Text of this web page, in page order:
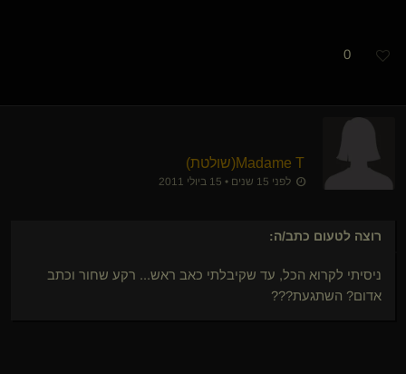
0
Madame T​(שולטת)
לפני 15 שנים • 15 ביולי 2011
רוצה לטעום כתב/ה:
ניסיתי לקרוא הכל, עד שקיבלתי כאב ראש... רקע שחור וכתב
אדום? השתגעת???